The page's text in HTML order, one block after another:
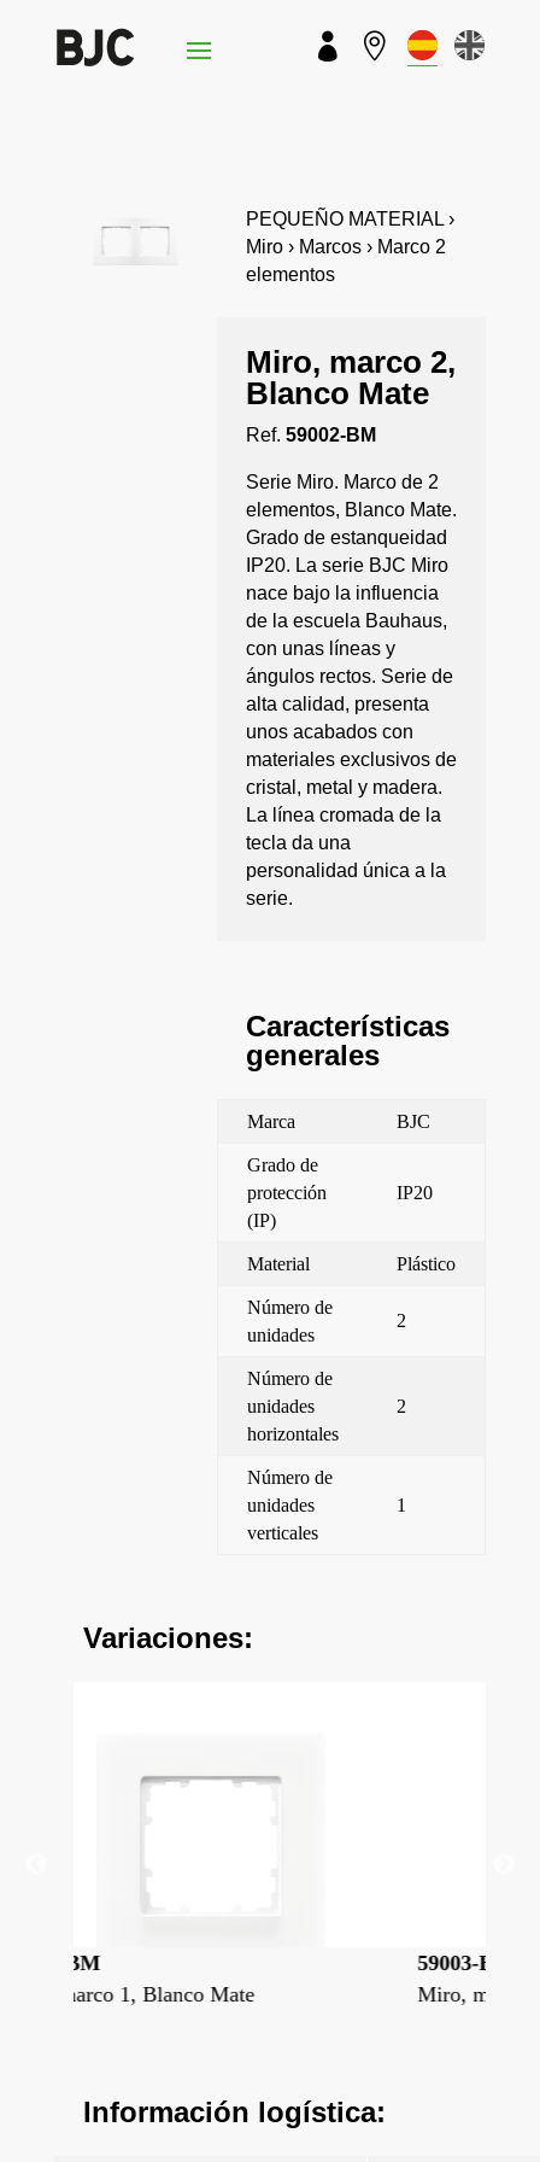
 
PEQUEÑO MATERIAL ›
Miro › Marcos › Marco 2
elementos
Miro, marco 2,
Blanco Mate
Ref.59002-BM
Serie Miro. Marco de 2
elementos, Blanco Mate.
Grado de estanqueidad
IP20. La serie BJC Miro
nace bajo la influencia
de la escuela Bauhaus,
con unas líneas y
ángulos rectos. Serie de
alta calidad, presenta
unos acabados con
materiales exclusivos de
cristal, metal y madera.
La línea cromada de la
tecla da una
personalidad única a la
serie.
Características
generales
Marca BJC
Grado de
protección
(IP)
IP20
Material Plástico
Número de
unidades
2
Número de
unidades
horizontales
2
Número de
unidades
verticales
1
Variaciones:
59003-BM
Miro, marco 3, Blanco Mate
Información logística: